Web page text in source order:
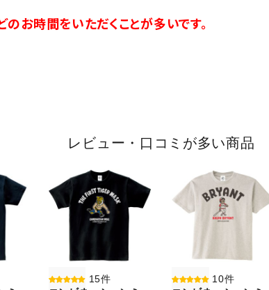
お時間をいただくことが多いです。
レビュー・口コミが多い商品
15件
10件